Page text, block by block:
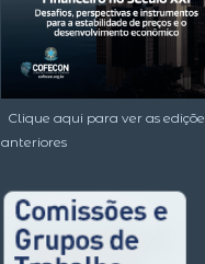
Clique aqui para ver as
anteriores